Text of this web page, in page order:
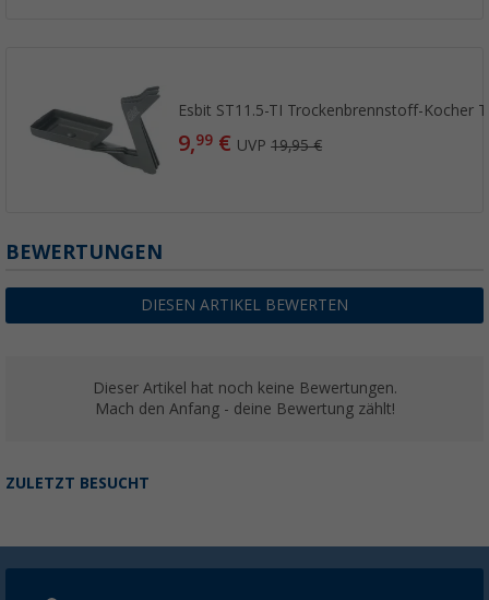
Esbit ST11.5-TI Trockenbrennstoff-Kocher
9,99 € UVP19,95 €
BEWERTUNGEN
DIESEN ARTIKEL BEWERTEN
Dieser Artikel hat noch keine Bewertungen.
Mach den Anfang - deine Bewertung zählt!
ZULETZT BESUCHT